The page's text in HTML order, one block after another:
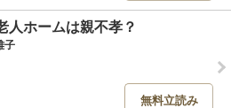
人ホームは親不孝？
子
無料立読み